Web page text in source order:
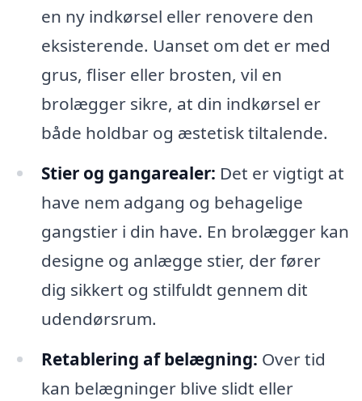
en ny indkørsel eller renovere den
eksisterende. Uanset om det er med
grus, fliser eller brosten, vil en
brolægger sikre, at din indkørsel er
både holdbar og æstetisk tiltalende.
Stier og gangarealer: Det er vigtigt at
have nem adgang og behagelige
gangstier i din have. En brolægger kan
designe og anlægge stier, der fører
dig sikkert og stilfuldt gennem dit
udendørsrum.
Retablering af belægning: Over tid
kan belægninger blive slidt eller